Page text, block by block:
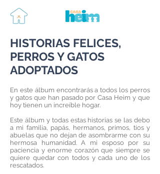
HISTORIAS FELICES,
PERROS Y GATOS
ADOPTADOS
En este álbum encontrarás a todos los perros
y gatos que han pasado por Casa Heim y que
hoy tienen un increíble hogar.
Este álbum y todas estas historias se las debo
a mi familia, papás, hermanos, primos, tíos y
abuelas que no dejan de asombrarme con su
hermosa humanidad. A mi esposo por su
paciencia y enorme corazón que siempre se
quiere quedar con todos y cada uno de los
rescatados.